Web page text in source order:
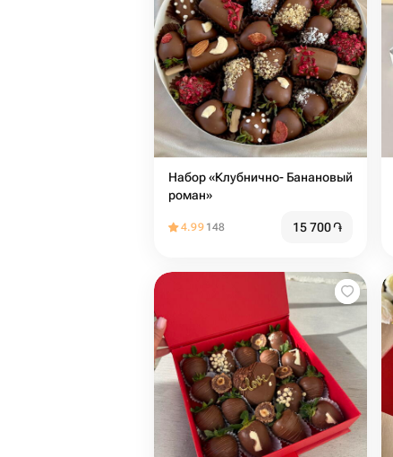
Набор «Клубнично- Банановый
роман»
4.99 148 15 700֏